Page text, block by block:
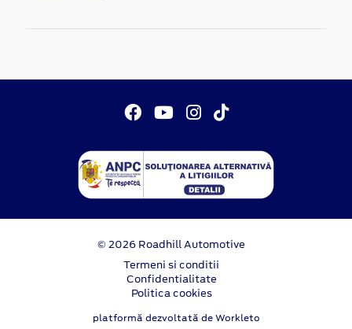
© 2026 Roadhill Automotive
Termeni si conditii
Confidentialitate
Politica cookies
platformă dezvoltată de Workleto